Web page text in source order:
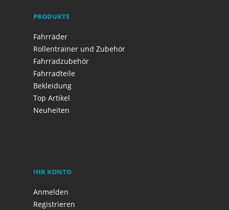
PRODUKTE
Fahrräder
Rollentrainer und Zubehör
Fahrradzubehör
Fahrradteile
Bekleidung
Top Artikel
Neuheiten
IHR KONTO
Anmelden
Registrieren